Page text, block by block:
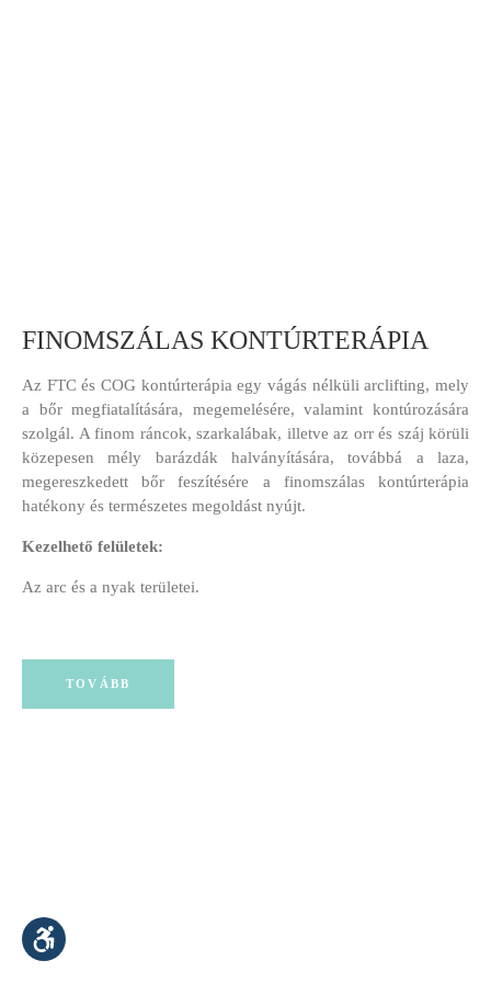
FINOMSZÁLAS KONTÚRTERÁPIA
Az FTC és COG kontúrterápia egy vágás nélküli arclifting, mely
a bőr megfiatalítására, megemelésére, valamint kontúrozására
szolgál. A finom ráncok, szarkalábak, illetve az orr és száj körüli
közepesen mély barázdák halványítására, továbbá a laza,
megereszkedett bőr feszítésére a finomszálas kontúrterápia
hatékony és természetes megoldást nyújt.
Kezelhető felületek:
Az arc és a nyak területei.
TOVÁBB